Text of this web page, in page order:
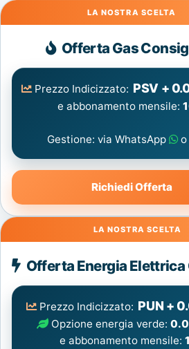
Gas
Offerta Gas
Prezzo Indicizzato: PSV +
e abbonamento mensile:
Gestione: via WhatsApp o
Richiedi Offerta
Energia
Elettrica
consigliata
Offerta Energia
Prezzo Indicizzato: PUN +
Opzione energia verde:
e abbonamento mensile: